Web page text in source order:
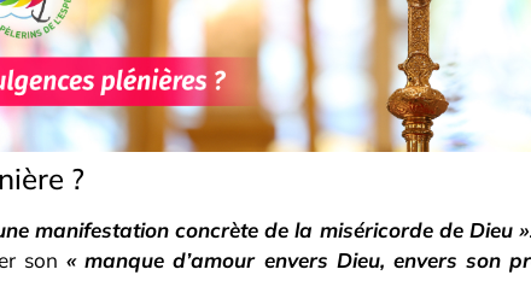
?
manifestation concrète de la miséricorde de Dieu »
son « manque d’amour envers Dieu, envers son